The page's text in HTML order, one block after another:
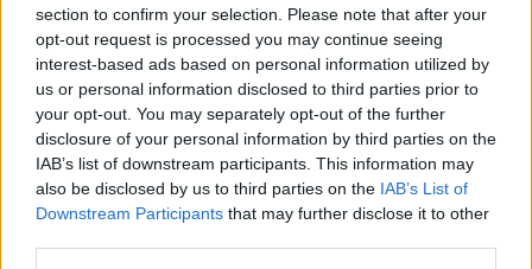
section to confirm your selection. Please note that after your
opt-out request is processed you may continue seeing
interest-based ads based on personal information utilized by
us or personal information disclosed to third parties prior to
your opt-out. You may separately opt-out of the further
disclosure of your personal information by third parties on the
IAB’s list of downstream participants. This information may
also be disclosed by us to third parties on the IAB’s List of
Downstream Participants that may further disclose it to other
obnovena distribuce stanice TOXIC TV. CA Conax
7/2: Eutelsat 16A (16E): Kanal 5 Macedonia
V paketu Total TV bylo na kmit. 11387/H ukončeno šíření stanice Kanal 5
Macedonia
7/2: Eutelsat 16A (16E): Eurosport 2 HD
V paketu DigitAlb bylo na kmit. 10845/H ukončeno šíření stanice
7/2: Eutelsat 16A (16E): Toxic TV
Na freq. 11554/V skončila stanice TOXIC TV